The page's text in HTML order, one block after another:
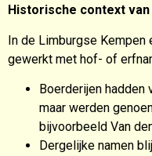
Historische context
In de Limburgse
gewerkt met hof- of
Boerderijen hadden
maar werden
bijvoorbeeld Van
Dergelijke namen